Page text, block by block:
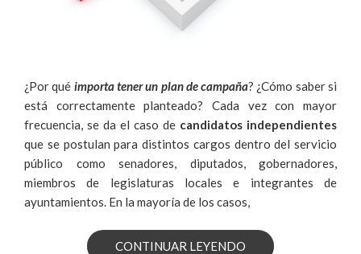
¿Por qué importa tener un plande campaña? ¿Cómo saber si
está correctamente planteado? Cada vez con mayor
frecuencia, se da el caso de candidatos independientes
que se postulan para distintos cargos dentro del servicio
público como senadores, diputados, gobernadores,
miembros de legislaturas locales e integrantes de
ayuntamientos. En la mayoría de los casos,
CONTINUAR LEYENDO«5